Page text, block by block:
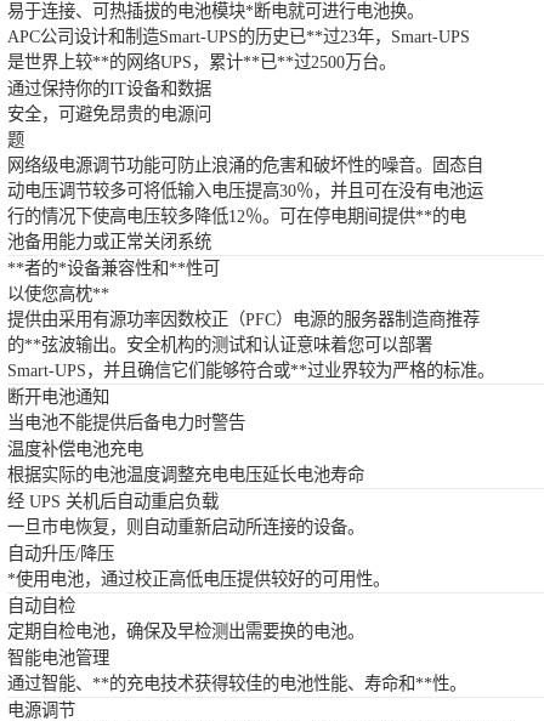
易于连接、可热插拔的电池模块*断电就可进行电池换。
APC公司设计和制造Smart-UPS的历史已**过23年，Smart-UPS
是世界上较**的网络UPS，累计**已**过2500万台。
通过保持你的IT设备和数据
安全，可避免昂贵的电源问
题
网络级电源调节功能可防止浪涌的危害和破坏性的噪音。固态自
动电压调节较多可将低输入电压提高30％，并且可在没有电池运
行的情况下使高电压较多降低12％。可在停电期间提供**的电
池备用能力或正常关闭系统
**者的*设备兼容性和**性可
以使您高枕**
提供由采用有源功率因数校正（PFC）电源的服务器制造商推荐
的**弦波输出。安全机构的测试和认证意味着您可以部署
Smart-UPS，并且确信它们能够符合或**过业界较为严格的标准。
断开电池通知
当电池不能提供后备电力时警告
温度补偿电池充电
根据实际的电池温度调整充电电压延长电池寿命
经 UPS 关机后自动重启负载
一旦市电恢复，则自动重新启动所连接的设备。
自动升压/降压
*使用电池，通过校正高低电压提供较好的可用性。
自动自检
定期自检电池，确保及早检测出需要换的电池。
智能电池管理
通过智能、**的充电技术获得较佳的电池性能、寿命和**性。
电源调节